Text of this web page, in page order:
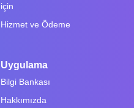
için
Hizmet ve Ödeme
Uygulama
Bilgi Bankası
Hakkımızda